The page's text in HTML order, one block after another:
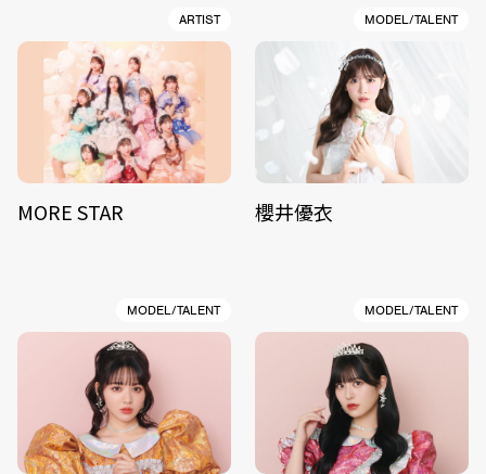
ARTIST
MORE STAR
MODEL/TALENT
櫻井優衣
MODEL/TALENT MODEL/TALENT